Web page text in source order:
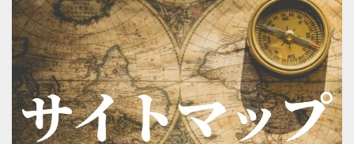
生き方